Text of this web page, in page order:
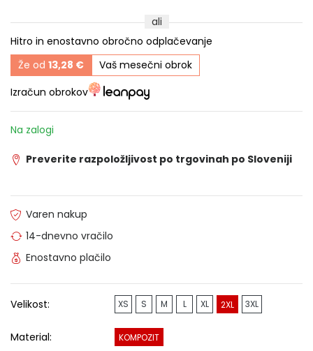
ali
Hitro in enostavno obročno odplačevanje
Že od 13,28 €
Vaš mesečni obrok
Izračun obrokov
Na zalogi
Preverite razpoložljivost po trgovinah po Sloveniji
Varen nakup
14-dnevno vračilo
Enostavno plačilo
Velikost: XS S M L XL 2XL 3XL
Material: KOMPOZIT